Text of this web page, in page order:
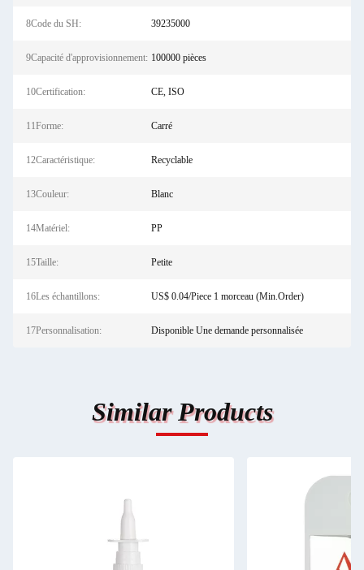
8Code du SH: 39235000
9Capacité d'approvisionnement: 100000 pièces
10Certification: CE, ISO
11Forme: Carré
12Caractéristique: Recyclable
13Couleur: Blanc
14Matériel: PP
15Taille: Petite
16Les échantillons: US$ 0.04/Piece 1 morceau (Min.Order)
17Personnalisation: Disponible Une demande personnalisée
Similar Products